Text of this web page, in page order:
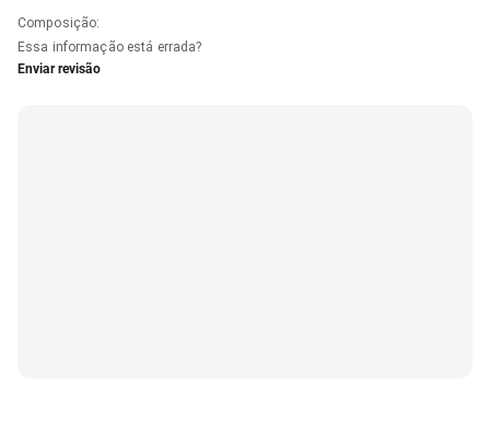
Composição:
Essa informação está errada?
Enviar revisão